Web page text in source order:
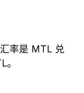
率是 MTL 兑